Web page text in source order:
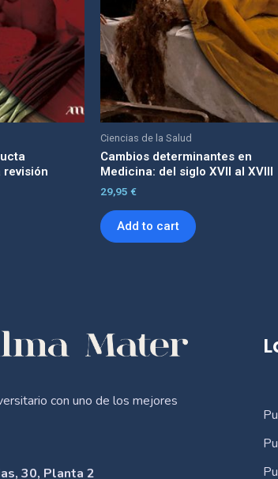
revisión
Ciencias de la Salud
Cambios determinantes en
Medicina: del siglo XVII al XVIII
29,95 €
Add to cart
con uno de los mejores
30, Planta 2